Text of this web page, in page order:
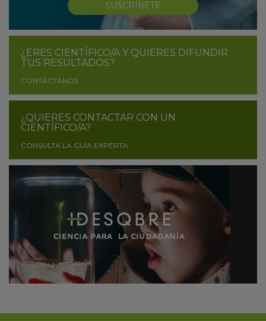
SUSCRÍBETE
¿ERES CIENTÍFICO/A Y QUIERES DIFUNDIR
TUS RESULTADOS?
CONTÁCTANOS
¿QUIERES CONTACTAR CON UN
CIENTÍFICO/A?
CONSULTA LA GUÍA EXPERTA